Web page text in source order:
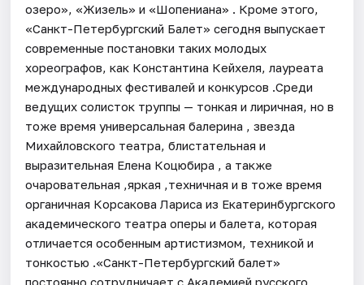
озеро», «Жизель» и «Шопениана» . Кроме этого,
«Санкт-Петербургский Балет» сегодня выпускает
современные постановки таких молодых
хореографов, как Константина Кейхеля, лауреата
международных фестивалей и конкурсов .Среди
ведущих солисток труппы — тонкая и лиричная, но в
тоже время универсальная балерина , звезда
Михайловского театра, блистательная и
выразительная Елена Коцюбира , а также
очаровательная ,яркая ,техничная и в тоже время
органичная Корсакова Лариса из Екатеринбургского
академического театра оперы и балета, которая
отличается особенным артистизмом, техникой и
тонкостью .«Санкт-Петербургский балет»
постоянно сотрудничает с Академией русского